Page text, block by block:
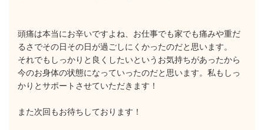
頭痛は本当にお辛いですよね、お仕事でも家でも痛みや重だ
るさでその日その日が過ごしにくかったのだと思います。
それでもしっかりと良くしたいというお気持ちがあったから
今のお身体の状態になっていったのだと思います。私もしっ
かりとサポートさせていただきます！
また次回もお待ちしております！